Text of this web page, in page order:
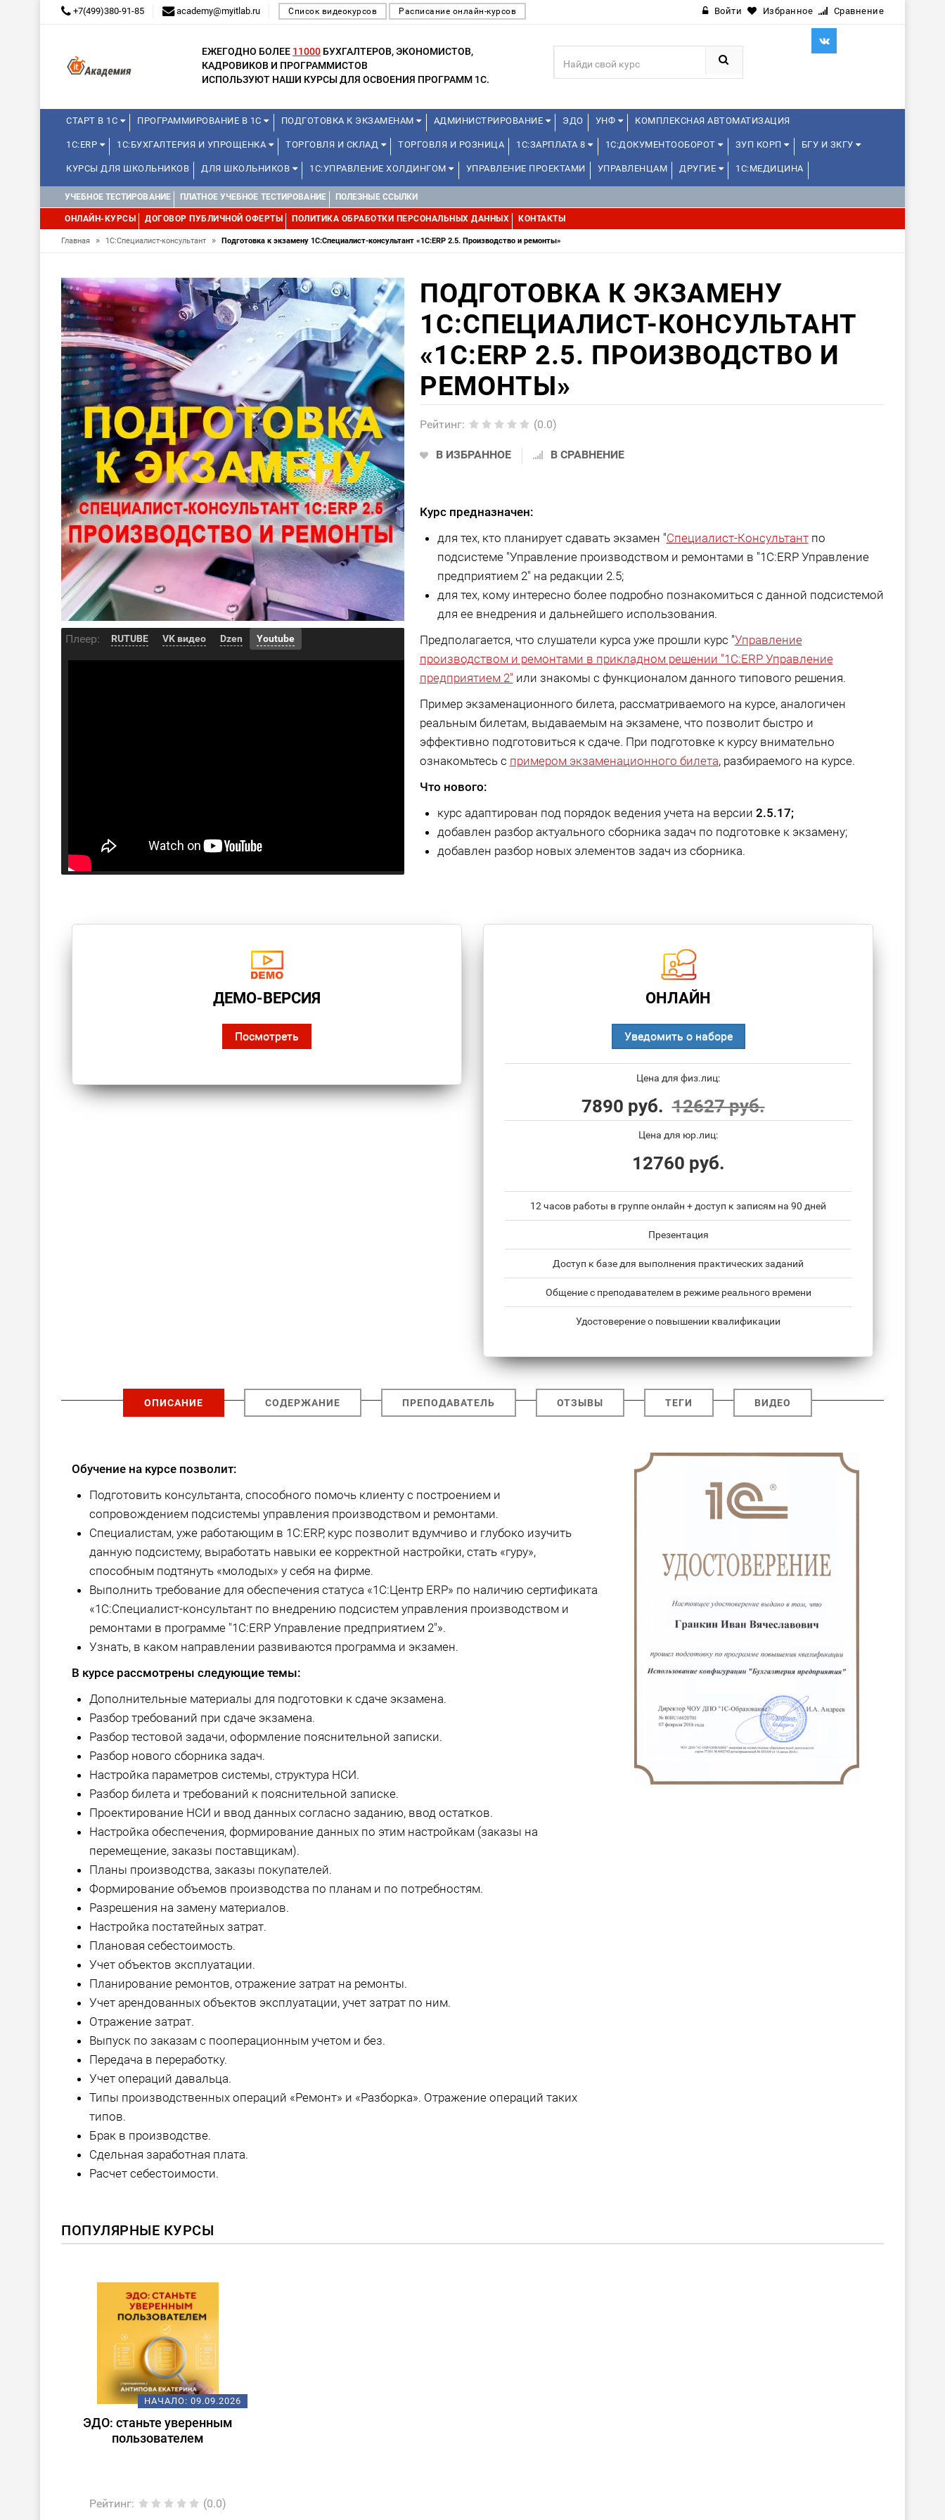
+7(499)380-91-85 academy@myitlab.ru Список видеокурсов Расписание онлайн-курсов Войти Избранное Сравнение
ЕЖЕГОДНО БОЛЕЕ 11000 БУХГАЛТЕРОВ, ЭКОНОМИСТОВ,
КАДРОВИКОВ И ПРОГРАММИСТОВ
ИСПОЛЬЗУЮТ НАШИ КУРСЫ ДЛЯ ОСВОЕНИЯ ПРОГРАММ 1С.
СТАРТ В 1С ПРОГРАММИРОВАНИЕ В 1С ПОДГОТОВКА К ЭКЗАМЕНАМ АДМИНИСТРИРОВАНИЕ ЭДО УНФ КОМПЛЕКСНАЯ АВТОМАТИЗАЦИЯ
1С:ERP 1С:БУХГАЛТЕРИЯ И УПРОЩЕНКА ТОРГОВЛЯ И СКЛАД ТОРГОВЛЯ И РОЗНИЦА 1С:ЗАРПЛАТА 8 1С:ДОКУМЕНТООБОРОТ ЗУП КОРП БГУ И ЗКГУ
КУРСЫ ДЛЯ ШКОЛЬНИКОВ ДЛЯ ШКОЛЬНИКОВ 1С:УПРАВЛЕНИЕ ХОЛДИНГОМ УПРАВЛЕНИЕ ПРОЕКТАМИ УПРАВЛЕНЦАМ ДРУГИЕ 1С:МЕДИЦИНА
WEB, JAVA И ANDROID
УЧЕБНОЕ ТЕСТИРОВАНИЕ ПЛАТНОЕ УЧЕБНОЕ ТЕСТИРОВАНИЕ ПОЛЕЗНЫЕ ССЫЛКИ
ОНЛАЙН-КУРСЫ ДОГОВОР ПУБЛИЧНОЙ ОФЕРТЫ ПОЛИТИКА ОБРАБОТКИ ПЕРСОНАЛЬНЫХ ДАННЫХ КОНТАКТЫ
Главная » 1С:Специалист-консультант » Подготовка к экзамену 1С:Специалист-консультант «1С:ERP 2.5. Производство и ремонты»
Плеер: RUTUBE VK видео Dzen Youtube
ПОДГОТОВКА К ЭКЗАМЕНУ
1С:СПЕЦИАЛИСТ-КОНСУЛЬТАНТ
«1С:ERP 2.5. ПРОИЗВОДСТВО И
РЕМОНТЫ»
Рейтинг: (0.0)
В ИЗБРАННОЕ В СРАВНЕНИЕ
Курс предназначен:
для тех, кто планирует сдавать экзамен "Специалист-Консультантпо
подсистеме "Управление производством и ремонтами в "1С:ERP Управление
предприятием 2" на редакции 2.5;
для тех, кому интересно более подробно познакомиться с данной подсистемой
для ее внедрения и дальнейшего использования.
Предполагается, что слушатели курса уже прошли курс "Управление
производством и ремонтами в прикладном решении "1С:ERP Управление
предприятием 2" или знакомы с функционалом данного типового решения.
Пример экзаменационного билета, рассматриваемого на курсе, аналогичен
реальным билетам, выдаваемым на экзамене, что позволит быстро и
эффективно подготовиться к сдаче. При подготовке к курсу внимательно
ознакомьтесь с примером экзаменационного билета, разбираемого на курсе.
Что нового:
курс адаптирован под порядок ведения учета на версии 2.5.17;
добавлен разбор актуального сборника задач по подготовке к экзамену;
добавлен разбор новых элементов задач из сборника.
ДЕМО-ВЕРСИЯ
Посмотреть
ОНЛАЙН
Уведомить о наборе
Цена для физ.лиц:
7890 руб. 12627 руб.
Цена для юр.лиц:
12760 руб.
12 часов работы в группе онлайн + доступ к записям на 90 дней
Презентация
Доступ к базе для выполнения практических заданий
Общение с преподавателем в режиме реального времени
Удостоверение о повышении квалификации
ОПИСАНИЕ СОДЕРЖАНИЕ ПРЕПОДАВАТЕЛЬ ОТЗЫВЫ ТЕГИ ВИДЕО
Обучение на курсе позволит:
Подготовить консультанта, способного помочь клиенту с построением и
сопровождением подсистемы управления производством и ремонтами.
Специалистам, уже работающим в 1С:ERP, курс позволит вдумчиво и глубоко изучить
данную подсистему, выработать навыки ее корректной настройки, стать «гуру»,
способным подтянуть «молодых» у себя на фирме.
Выполнить требование для обеспечения статуса «1С:Центр ERP» по наличию сертификата
«1С:Специалист-консультант по внедрению подсистем управления производством и
ремонтами в программе "1С:ERP Управление предприятием 2"».
Узнать, в каком направлении развиваются программа и экзамен.
В курсе рассмотрены следующие темы:
Дополнительные материалы для подготовки к сдаче экзамена.
Разбор требований при сдаче экзамена.
Разбор тестовой задачи, оформление пояснительной записки.
Разбор нового сборника задач.
Настройка параметров системы, структура НСИ.
Разбор билета и требований к пояснительной записке.
Проектирование НСИ и ввод данных согласно заданию, ввод остатков.
Настройка обеспечения, формирование данных по этим настройкам (заказы на
перемещение, заказы поставщикам).
Планы производства, заказы покупателей.
Формирование объемов производства по планам и по потребностям.
Разрешения на замену материалов.
Настройка постатейных затрат.
Плановая себестоимость.
Учет объектов эксплуатации.
Планирование ремонтов, отражение затрат на ремонты.
Учет арендованных объектов эксплуатации, учет затрат по ним.
Отражение затрат.
Выпуск по заказам с пооперационным учетом и без.
Передача в переработку.
Учет операций давальца.
Типы производственных операций «Ремонт» и «Разборка». Отражение операций таких
типов.
Брак в производстве.
Сдельная заработная плата.
Расчет себестоимости.
ПОПУЛЯРНЫЕ КУРСЫ
НАЧАЛО: 09.09.2026
ЭДО: станьте уверенным
пользователем
Рейтинг: (0.0)